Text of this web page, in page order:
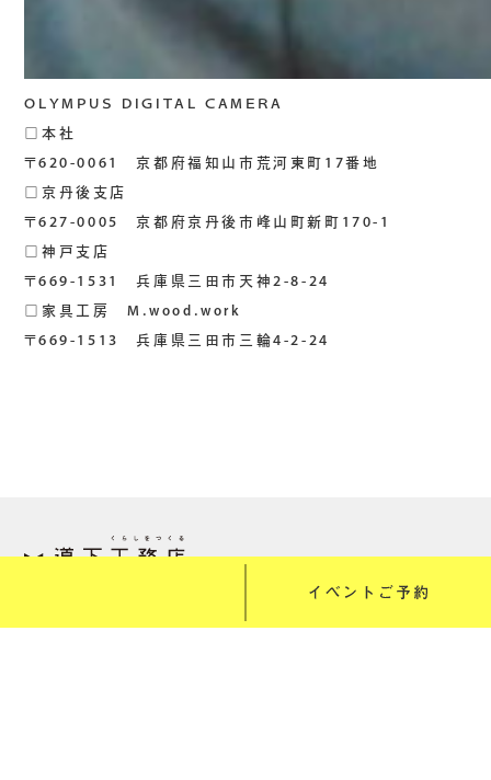
OLYMPUS DIGITAL CAMERA
□本社
〒620-0061 京都府福知山市荒河東町17番地
□京丹後支店
〒627-0005 京都府京丹後市峰山町新町170-1
□神戸支店
〒669-1531 兵庫県三田市天神2-8-24
□家具工房 M.wood.work
〒669-1513 兵庫県三田市三輪4-2-24
大切にしたいこと みちしたのくらし